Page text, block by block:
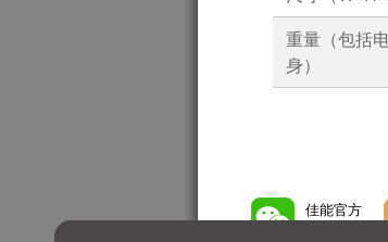
重量（包括
身）
佳能官方